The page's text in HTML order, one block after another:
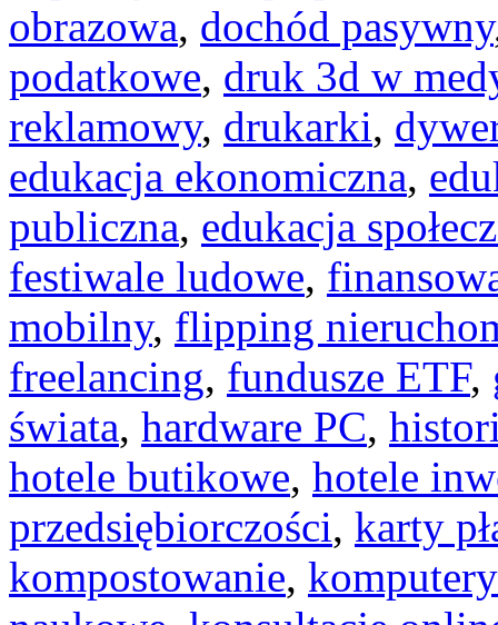
obrazowa, dochód pasywny
podatkowe, druk 3d w
reklamowy, drukarki,
edukacja ekonomiczna,
publiczna, edukacja
festiwale ludowe,
mobilny, flipping
freelancing, fundusze ETF,
świata, hardware PC,
hotele butikowe, hotele
przedsiębiorczości, karty
kompostowanie,